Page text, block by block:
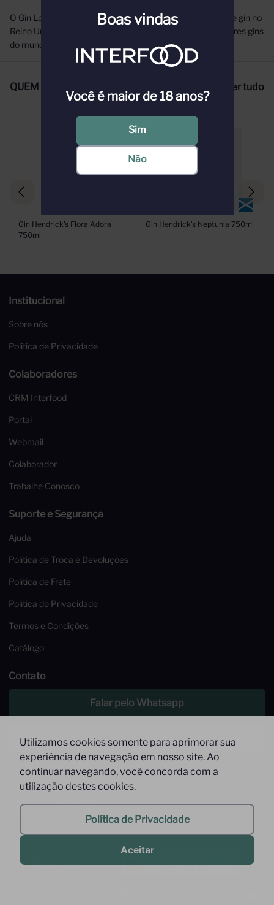
Utilizamos cookies somente para aprimorar sua
experiência de navegação em nosso site. Ao
continuar navegando, você concorda com a
utilização destes cookies.
Política de Privacidade
Aceitar
O Gin London Dry Original feito na mais antiga destilaria de gin no
Reino Unido desde 1761 é conhecido como um dos melhores gins
do mundo, ganhando diversos prêmios ao longo dos anos.
QUEM COMPROU, COMPROU TAMBÉM Ver tudo
Gin Hendrick’s Flora Adora
750ml
Gin Hendrick’s Neptunia 750ml
Institucional
Sobre nós
Política de Privacidade
Colaboradores
CRM Interfood
Portal
Webmail
Colaborador
Trabalhe Conosco
Suporte e Segurança
Ajuda
Política de Troca e Devoluções
Política de Frete
Política de Privacidade
Termos e Condições
Catálogo
Contato
Falar pelo Whatsapp
Enviar um email
Atendimento de Segunda à Sexta,
das 09 às 17h
Whatsapp: (11) 9 9278-9369
faleconosco@interfood.com.br
Pague com
Boas vindas
Você é maior de 18 anos?
Sim
Não